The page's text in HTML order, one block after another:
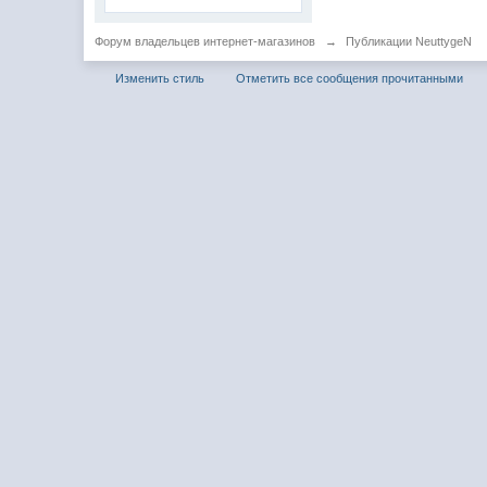
Форум владельцев интернет-магазинов → Публикации NeuttygeN
Изменить стиль Отметить все сообщения прочитанными